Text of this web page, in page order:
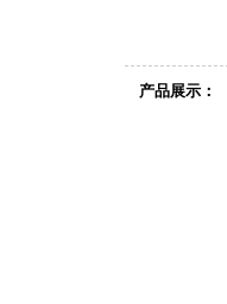
产品展示：